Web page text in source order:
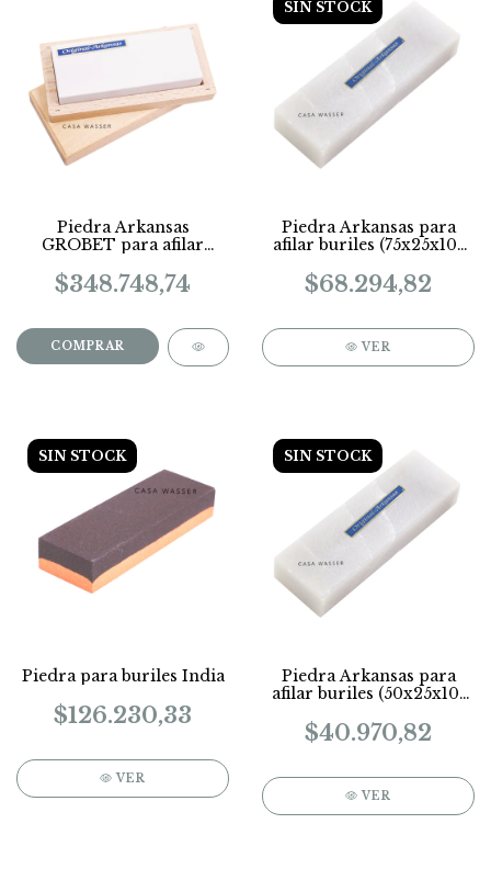
Piedra Arkansas
GROBET para afilar
COD.10547
$348.748,74
SIN STOCK
Piedra Arkansas para
afilar buriles (75x25x10-
$68.294,82
VER
SIN STOCK
Piedra para buriles India
$126.230,33
VER
SIN STOCK
Piedra Arkansas para
afilar buriles (50x25x10-
$40.970,82
VER